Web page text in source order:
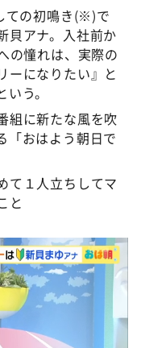
ての初鳴き(※)で
貝アナ。入社前か
の憧れは、実際の
ーになりたい』と
う。
組に新たな風を吹
「おはよう朝日で
て１人立ちしてマ
と